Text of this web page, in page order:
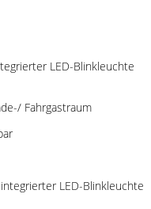
LED-Blinkleuchte
Fahrgastraum
LED-Blinkleuchte